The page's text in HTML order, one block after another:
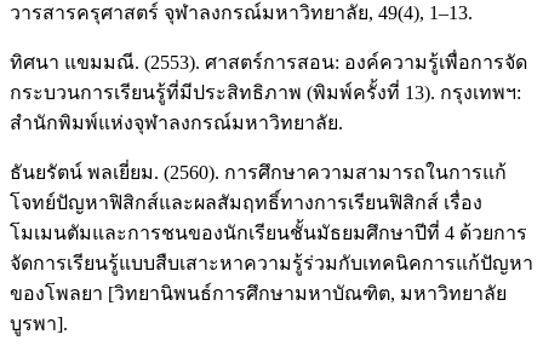
วารสารครุศาสตร์ จุฬาลงกรณ์มหาวิทยาลัย, 49(4), 1–13.
ทิศนา แขมมณี. (2553). ศาสตร์การสอน: องค์ความรู้เพื่อการจัด
กระบวนการเรียนรู้ที่มีประสิทธิภาพ (พิมพ์ครั้งที่ 13). กรุงเทพฯ:
สำนักพิมพ์แห่งจุฬาลงกรณ์มหาวิทยาลัย.
ธันยรัตน์ พลเยี่ยม. (2560). การศึกษาความสามารถในการแก้
โจทย์ปัญหาฟิสิกส์และผลสัมฤทธิ์ทางการเรียนฟิสิกส์ เรื่อง
โมเมนตัมและการชนของนักเรียนชั้นมัธยมศึกษาปีที่ 4 ด้วยการ
จัดการเรียนรู้แบบสืบเสาะหาความรู้ร่วมกับเทคนิคการแก้ปัญหา
ของโพลยา [วิทยานิพนธ์การศึกษามหาบัณฑิต, มหาวิทยาลัย
บูรพา].